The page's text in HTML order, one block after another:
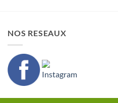
NOS RESEAUX